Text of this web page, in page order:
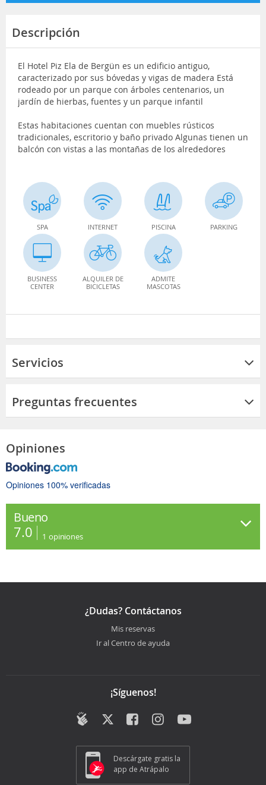
Descripción
El Hotel Piz Ela de Bergün es un edificio antiguo,
caracterizado por sus bóvedas y vigas de madera Está
rodeado por un parque con árboles centenarios, un
jardín de hierbas, fuentes y un parque infantil
Estas habitaciones cuentan con muebles rústicos
tradicionales, escritorio y baño privado Algunas tienen un
balcón con vistas a las montañas de los alrededores
SPA INTERNET PISCINA PARKING
BUSINESS
CENTER
ALQUILER DE
BICICLETAS
ADMITE
MASCOTAS
Servicios
Preguntas frecuentes
Opiniones
Opiniones 100% verificadas
Bueno
7.0 1 opiniones
¿Dudas? Contáctanos
Mis reservas
Ir al Centro de ayuda
¡Síguenos!
Descárgate gratis la
app de Atrápalo